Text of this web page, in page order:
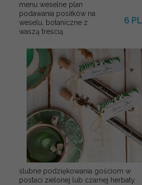
menu weselne plan
podawania posiłków na
weselu, botaniczne z
waszą treścią
6
ślubne podziękowania gościom w
postaci zielonej lub czarnej herbaty